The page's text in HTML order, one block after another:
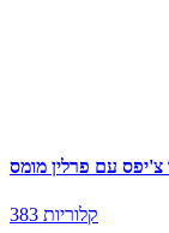
צ'יפס עם פרלין מומס
383 קלוריות